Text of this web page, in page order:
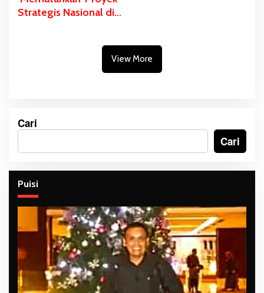
Strategis Nasional di
View More
Cari
Cari
Puisi